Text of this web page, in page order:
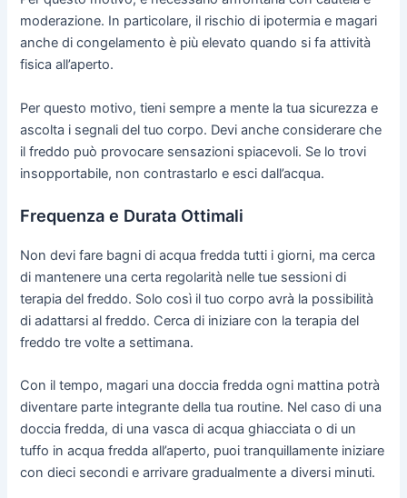
moderazione. In particolare, il rischio di ipotermia e magari
anche di congelamento è più elevato quando si fa attività
fisica all’aperto.
Per questo motivo, tieni sempre a mente la tua sicurezza e
ascolta i segnali del tuo corpo. Devi anche considerare che
il freddo può provocare sensazioni spiacevoli. Se lo trovi
insopportabile, non contrastarlo e esci dall’acqua.
Frequenza e Durata Ottimali
Non devi fare bagni di acqua fredda tutti i giorni, ma cerca
di mantenere una certa regolarità nelle tue sessioni di
terapia del freddo. Solo così il tuo corpo avrà la possibilità
di adattarsi al freddo. Cerca di iniziare con la terapia del
freddo tre volte a settimana.
Con il tempo, magari una doccia fredda ogni mattina potrà
diventare parte integrante della tua routine. Nel caso di una
doccia fredda, di una vasca di acqua ghiacciata o di un
tuffo in acqua fredda all’aperto, puoi tranquillamente iniziare
con dieci secondi e arrivare gradualmente a diversi minuti.